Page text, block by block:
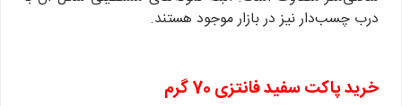
درب چسب‌دار نیز در بازار موجود هستند.
خرید پاکت سفید فانتزی 70 گرم